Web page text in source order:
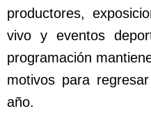
productores,
vivo y eventos
programación
motivos para
año.